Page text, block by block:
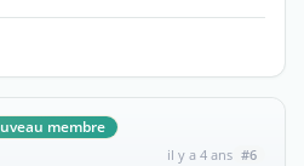
membre
il y a 4 ans #6